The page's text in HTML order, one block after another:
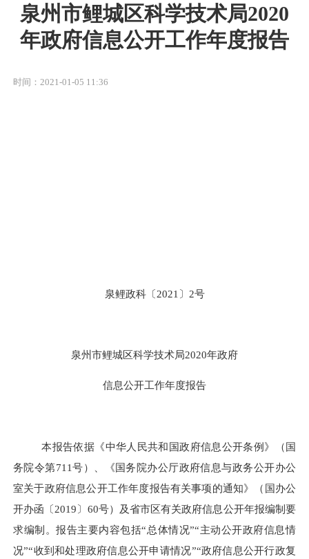
泉州市鲤城区科学技术局2020
年政府信息公开工作年度报告
时间：2021-01-05 11:36
泉鲤政科〔2021 〕 2号
泉州市鲤城区科学技术局2020年政府
信息公开工作年度报告
本报告依据《中华人民共和国政府信息公开条例》（国
务院令第711号）、《国务院办公厅政府信息与政务公开办公
室关于政府信息公开工作年度报告有关事项的通知》（国办公
开办函〔2019〕 60号）及省市区有关政府信息公开年报编制要
求编制。报告主要内容包括“总体情况”“主动公开政府信息情
况”“收到和处理政府信息公开申请情况”“政府信息公开行政复